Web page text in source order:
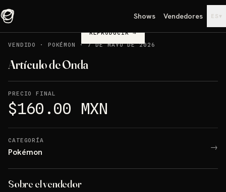
Shows Vendedores ES ▾
REPRODUCIR→
VENDIDO
· POKÉMON ·7 DE MAYO DE 2026
Artículo de Onda
PRECIO FINAL
$160.00 MXN
CATEGORÍA
Pokémon →
Sobre el vendedor